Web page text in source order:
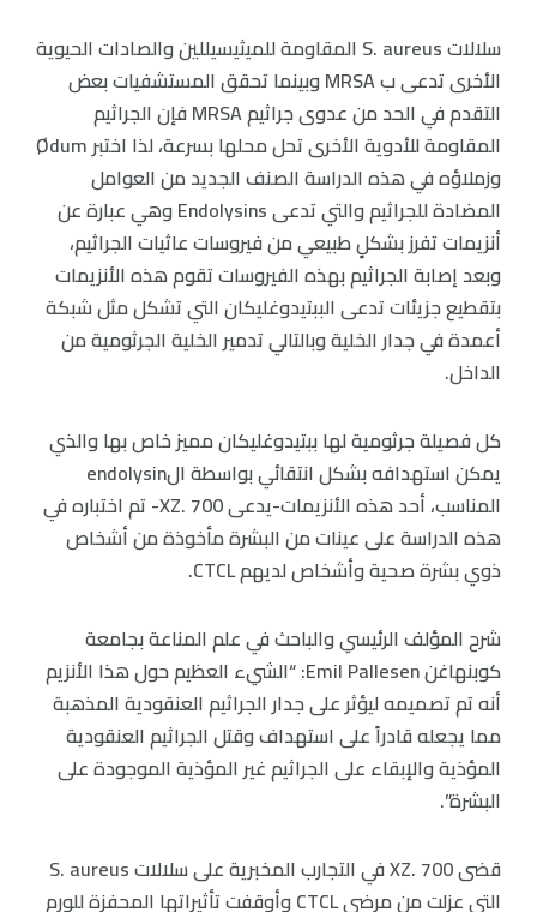
سلالات S. aureus المقاومة للميثيسيللين والصادات الحيوية
الأخرى تدعى ب MRSA وبينما تحقق المستشفيات بعض
التقدم في الحد من عدوى جراثيم MRSA فإن الجراثيم
المقاومة للأدوية الأخرى تحل محلها بسرعة، لذا اختبر Ødum
وزملاؤه في هذه الدراسة الصنف الجديد من العوامل
المضادة للجراثيم والتي تدعى Endolysins وهي عبارة عن
أنزيمات تفرز بشكلٍ طبيعي من فيروسات عاثيات الجراثيم،
وبعد إصابة الجراثيم بهذه الفيروسات تقوم هذه الأنزيمات
بتقطيع جزيئات تدعى الببتيدوغليكان التي تشكل مثل شبكة
أعمدة في جدار الخلية وبالتالي تدمير الخلية الجرثومية من
الداخل.
كل فصيلة جرثومية لها ببتيدوغليكان مميز خاص بها والذي
يمكن استهدافه بشكل انتقائي بواسطة الendolysin
المناسب، أحد هذه الأنزيمات-يدعى XZ. 700- تم اختباره في
هذه الدراسة على عينات من البشرة مأخوذة من أشخاص
ذوي بشرة صحية وأشخاص لديهم CTCL.
شرح المؤلف الرئيسي والباحث في علم المناعة بجامعة
كوبنهاغن Emil Pallesen: “الشيء العظيم حول هذا الأنزيم
أنه تم تصميمه ليؤثر على جدار الجراثيم العنقودية المذهبة
مما يجعله قادراً على استهداف وقتل الجراثيم العنقودية
المؤذية والإبقاء على الجراثيم غير المؤذية الموجودة على
البشرة”.
قضى XZ. 700 في التجارب المخبرية على سلالات S. aureus
التي عزلت من مرضى CTCL وأوقفت تأثيراتها المحفزة للورم